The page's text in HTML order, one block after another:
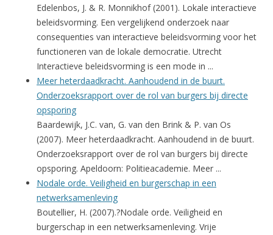
Edelenbos, J. & R. Monnikhof (2001). Lokale interactieve
beleidsvorming. Een vergelijkend onderzoek naar
consequenties van interactieve beleidsvorming voor het
functioneren van de lokale democratie. Utrecht
Interactieve beleidsvorming is een mode in ...
Meer heterdaadkracht. Aanhoudend in de buurt.
Onderzoeksrapport over de rol van burgers bij directe
opsporing
Baardewijk, J.C. van, G. van den Brink & P. van Os
(2007). Meer heterdaadkracht. Aanhoudend in de buurt.
Onderzoeksrapport over de rol van burgers bij directe
opsporing. Apeldoorn: Politieacademie. Meer ...
Nodale orde. Veiligheid en burgerschap in een
netwerksamenleving
Boutellier, H. (2007).?Nodale orde. Veiligheid en
burgerschap in een netwerksamenleving. Vrije